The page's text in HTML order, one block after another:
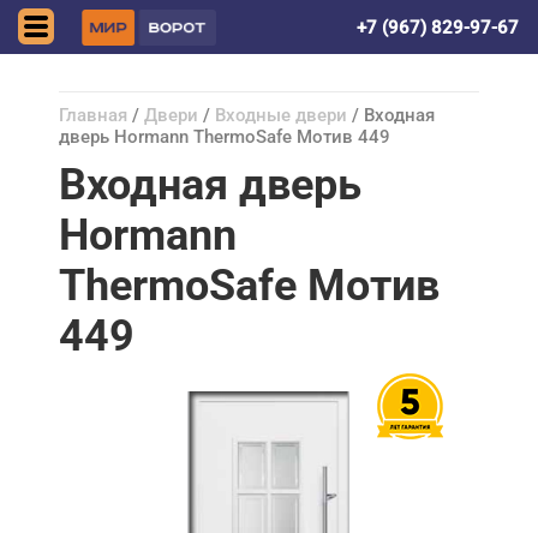
+7 (967) 829-97-67
Главная / Двери / Входные двери / Входная
дверь Hormann ThermoSafe Мотив 449
Входная дверь
Hormann
ThermoSafe Мотив
449